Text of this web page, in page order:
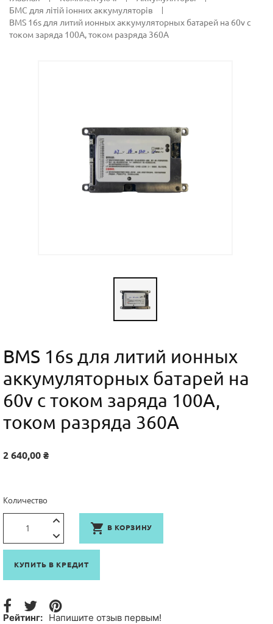
БМС для літій іонних аккумуляторів
BMS 16s для литий ионных аккумуляторных батарей на 60v с
током заряда 100А, током разряда 360А
BMS 16s для литий ионных
аккумуляторных батарей на
60v с током заряда 100А,
током разряда 360А
2 640,00 ₴
Количество
 В КОРЗИНУ
КУПИТЬ В КРЕДИТ
Рейтинг: Напишите отзыв первым!